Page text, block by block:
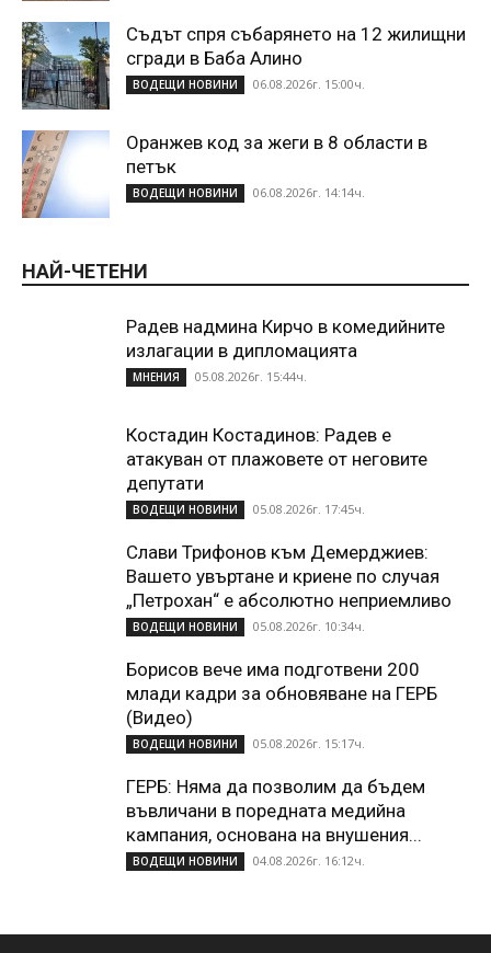
Съдът спря събарянето на 12 жилищни
сгради в Баба Алино
ВОДЕЩИ НОВИНИ 06.08.2026г. 15:00ч.
Оранжев код за жеги в 8 области в
петък
ВОДЕЩИ НОВИНИ 06.08.2026г. 14:14ч.
НАЙ-ЧЕТЕНИ
Радев надмина Кирчо в комедийните
излагации в дипломацията
МНЕНИЯ 05.08.2026г. 15:44ч.
Костадин Костадинов: Радев е
атакуван от плажoвете от неговите
депутати
ВОДЕЩИ НОВИНИ 05.08.2026г. 17:45ч.
Слави Трифонов към Демерджиев:
Вашето увъртане и криене по случая
„Петрохан“ е абсолютно неприемливо
ВОДЕЩИ НОВИНИ 05.08.2026г. 10:34ч.
Борисов вече има подготвени 200
млади кадри за обновяване на ГЕРБ
(Видео)
ВОДЕЩИ НОВИНИ 05.08.2026г. 15:17ч.
ГЕРБ: Няма да позволим да бъдем
въвличани в поредната медийна
кампания, основана на внушения...
ВОДЕЩИ НОВИНИ 04.08.2026г. 16:12ч.